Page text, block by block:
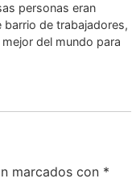
personas eran
barrio de trabajadores,
del mundo para
marcados con *